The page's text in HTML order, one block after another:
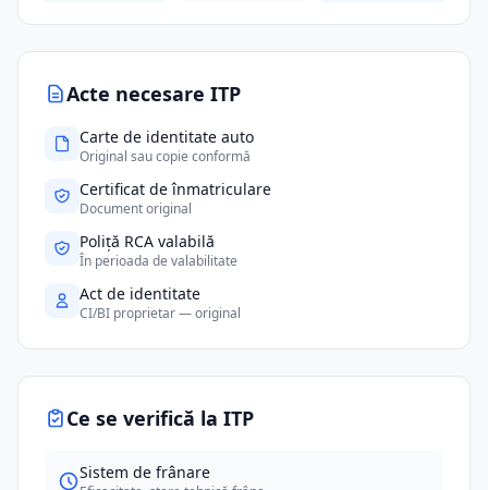
Acte necesare ITP
Carte de identitate auto
Original sau copie conformă
Certificat de înmatriculare
Document original
Poliță RCA valabilă
În perioada de valabilitate
Act de identitate
CI/BI proprietar — original
Ce se verifică la ITP
Sistem de frânare